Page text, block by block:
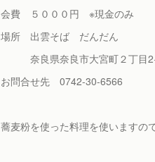
会費 ５０００円 ※現金のみ
場所 出雲そば だんだん
奈良県奈良市大宮町２丁目
お問合せ先 0742-30-6566
蕎麦粉を使った料理を使いますの